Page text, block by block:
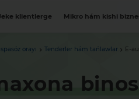
klientlerge Mikro hám kishi
orayı Tenderler hám tańlawlar E-